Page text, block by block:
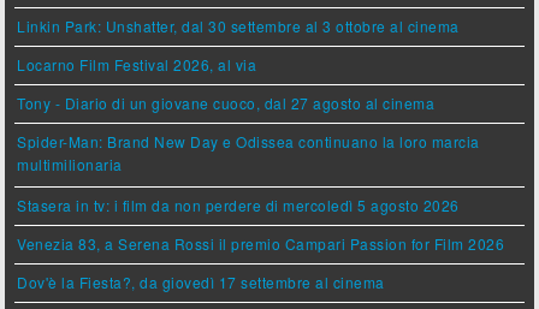
Linkin Park: Unshatter, dal 30 settembre al 3 ottobre al cinema
Locarno Film Festival 2026, al via
Tony - Diario di un giovane cuoco, dal 27 agosto al cinema
Spider-Man: Brand New Day e Odissea continuano la loro marcia
multimilionaria
Stasera in tv: i film da non perdere di mercoledì 5 agosto 2026
Venezia 83, a Serena Rossi il premio Campari Passion for Film 2026
Dov'è la Fiesta?, da giovedì 17 settembre al cinema